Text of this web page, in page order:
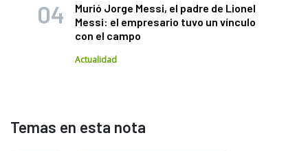
Murió Jorge Messi, el padre de Lionel
Messi: el empresario tuvo un vínculo
con el campo
Actualidad
Temas en esta nota